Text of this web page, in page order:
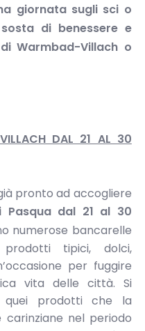
giornata sugli sci o
di benessere e
Warmbad-Villach o
DAL 21 AL 30
pronto ad accogliere
Pasqua dal 21 al 30
numerose bancarelle
tipici, dolci,
per fuggire
vita delle città. Si
quei prodotti che la
carinziane nel periodo